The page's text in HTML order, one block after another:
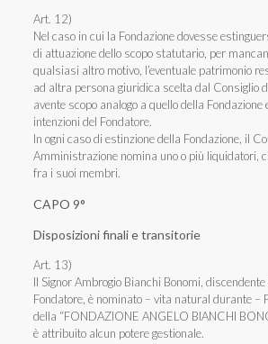
Art. 12)
Nel caso in cui la Fondazione dovesse
di attuazione dello scopo statutario, per
qualsiasi altro motivo, l’eventuale patrimonio
ad altra persona giuridica scelta dal Consiglio
avente scopo analogo a quello della Fondazione
intenzioni del Fondatore.
In ogni caso di estinzione della Fondazione, il
Amministrazione nomina uno o più liquidatori,
fra i suoi membri.
CAPO 9°
Disposizioni finali e transitorie
Art. 13)
Il Signor Ambrogio Bianchi Bonomi,
Fondatore, è nominato – vita natural durante –
della “FONDAZIONE ANGELO BIANCHI
è attribuito alcun potere gestionale.